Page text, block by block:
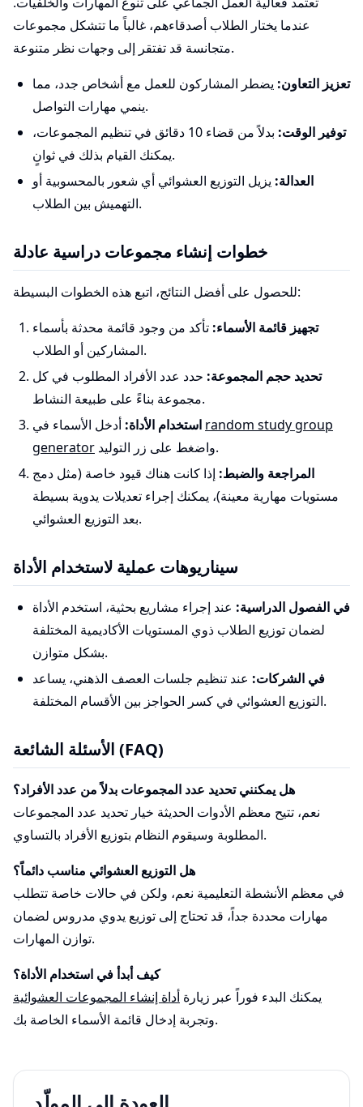
عندما يختار الطلاب أصدقاءهم، غالباً ما تتشكل مجموعات
متجانسة قد تفتقر إلى وجهات نظر متنوعة.
تعزيز التعاون: يضطر المشاركون للعمل مع أشخاص جدد، مما
ينمي مهارات التواصل.
توفير الوقت:
بدلاً من قضاء 10 دقائق في تنظيم المجموعات،
يمكنك القيام بذلك في ثوانٍ.
العدالة: يزيل التوزيع العشوائي أي شعور بالمحسوبية أو
التهميش بين الطلاب.
خطوات إنشاء مجموعات دراسية عادلة
للحصول على أفضل النتائج، اتبع هذه الخطوات البسيطة:
تجهيز قائمة الأسماء: تأكد من وجود قائمة محدثة بأسماء
المشاركين أو الطلاب.
تحديد حجم المجموعة: حدد عدد الأفراد المطلوب في كل
مجموعة بناءً على طبيعة النشاط.
استخدام الأداة: random study group
generator
واضغط على زر التوليد.
المراجعة والضبط: إذا كانت هناك قيود خاصة (مثل دمج
مستويات مهارية معينة)، يمكنك إجراء تعديلات يدوية بسيطة
بعد التوزيع العشوائي.
سيناريوهات عملية لاستخدام الأداة
في الفصول الدراسية: عند إجراء مشاريع بحثية، استخدم الأداة
لضمان توزيع الطلاب ذوي المستويات الأكاديمية المختلفة
بشكل متوازن.
في الشركات: عند تنظيم جلسات العصف الذهني، يساعد
التوزيع العشوائي في كسر الحواجز بين الأقسام المختلفة.
الأسئلة الشائعة (FAQ)
هل يمكنني تحديد عدد المجموعات بدلاً من عدد الأفراد؟
نعم، تتيح معظم الأدوات الحديثة خيار تحديد عدد المجموعات
المطلوبة وسيقوم النظام بتوزيع الأفراد بالتساوي.
هل التوزيع العشوائي مناسب دائماً؟
في معظم الأنشطة التعليمية نعم، ولكن في حالات خاصة تتطلب
مهارات محددة جداً، قد تحتاج إلى توزيع يدوي مدروس لضمان
توازن المهارات.
كيف أبدأ في استخدام الأداة؟
يمكنك البدء فوراً عبر زيارة أداة إنشاء المجموعات العشوائية
وتجربة إدخال قائمة الأسماء الخاصة بك.